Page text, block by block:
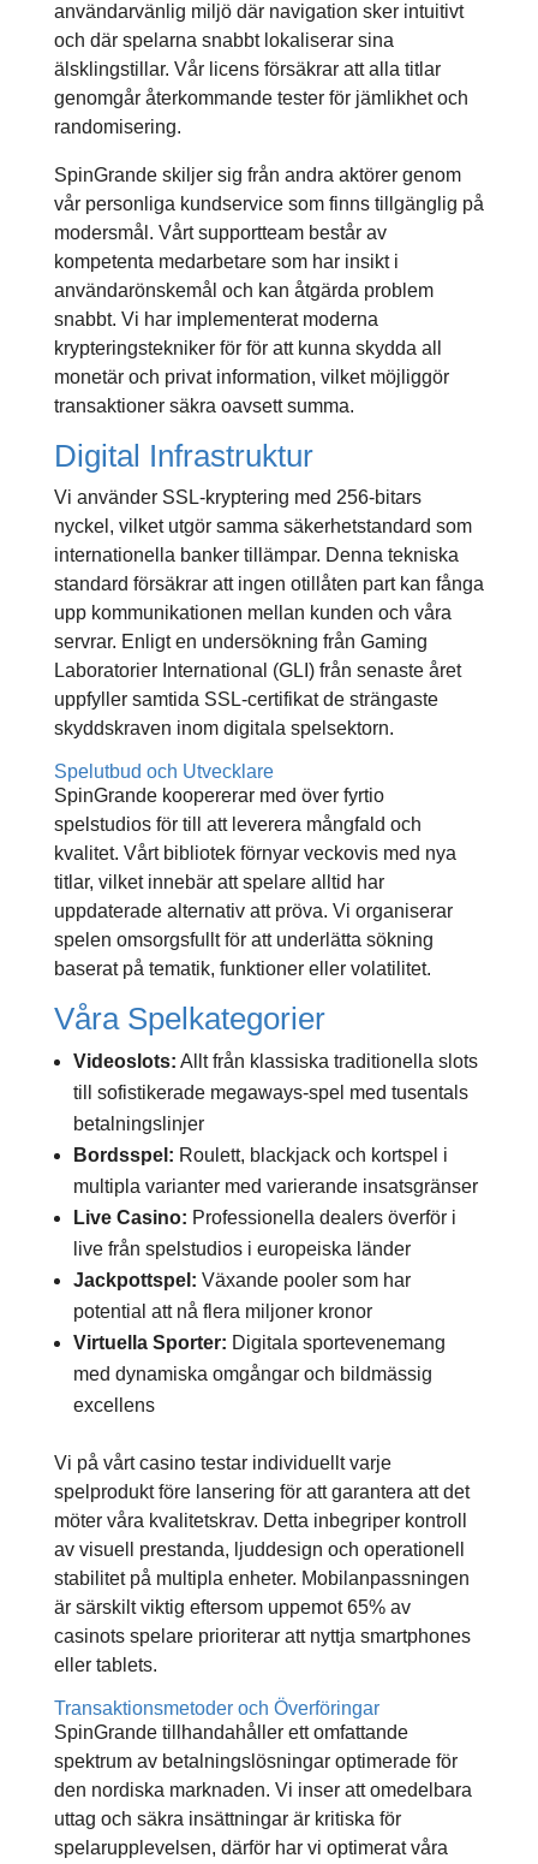
användarvänlig miljö där navigation sker intuitivt
och där spelarna snabbt lokaliserar sina
älsklingstillar. Vår licens försäkrar att alla titlar
genomgår återkommande tester för jämlikhet och
randomisering.
SpinGrande skiljer sig från andra aktörer genom
vår personliga kundservice som finns tillgänglig på
modersmål. Vårt supportteam består av
kompetenta medarbetare som har insikt i
användarönskemål och kan åtgärda problem
snabbt. Vi har implementerat moderna
krypteringstekniker för för att kunna skydda all
monetär och privat information, vilket möjliggör
transaktioner säkra oavsett summa.
Digital Infrastruktur
Vi använder SSL-kryptering med 256-bitars
nyckel, vilket utgör samma säkerhetstandard som
internationella banker tillämpar. Denna tekniska
standard försäkrar att ingen otillåten part kan fånga
upp kommunikationen mellan kunden och våra
servrar. Enligt en undersökning från Gaming
Laboratorier International (GLI) från senaste året
uppfyller samtida SSL-certifikat de strängaste
skyddskraven inom digitala spelsektorn.
Spelutbud och Utvecklare
SpinGrande koopererar med över fyrtio
spelstudios för till att leverera mångfald och
kvalitet. Vårt bibliotek förnyar veckovis med nya
titlar, vilket innebär att spelare alltid har
uppdaterade alternativ att pröva. Vi organiserar
spelen omsorgsfullt för att underlätta sökning
baserat på tematik, funktioner eller volatilitet.
Våra Spelkategorier
Videoslots: Allt från klassiska traditionella slots
till sofistikerade megaways-spel med tusentals
betalningslinjer
Bordsspel: Roulett, blackjack och kortspel i
multipla varianter med varierande insatsgränser
Live Casino: Professionella dealers överför i
live från spelstudios i europeiska länder
Jackpottspel: Växande pooler som har
potential att nå flera miljoner kronor
Virtuella Sporter: Digitala sportevenemang
med dynamiska omgångar och bildmässig
excellens
Vi på vårt casino testar individuellt varje
spelprodukt före lansering för att garantera att det
möter våra kvalitetskrav. Detta inbegriper kontroll
av visuell prestanda, ljuddesign och operationell
stabilitet på multipla enheter. Mobilanpassningen
är särskilt viktig eftersom uppemot 65% av
casinots spelare prioriterar att nyttja smartphones
eller tablets.
Transaktionsmetoder och Överföringar
SpinGrande tillhandahåller ett omfattande
spektrum av betalningslösningar optimerade för
den nordiska marknaden. Vi inser att omedelbara
uttag och säkra insättningar är kritiska för
spelarupplevelsen, därför har vi optimerat våra